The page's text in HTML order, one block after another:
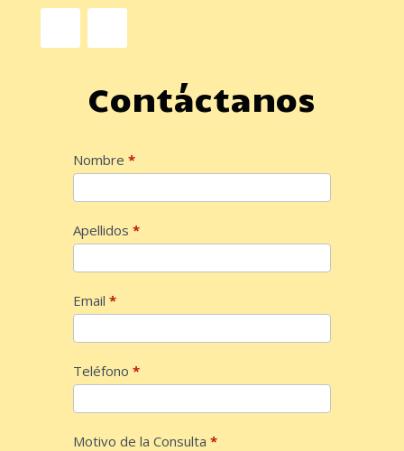
Contáctanos
Contact
Us
Nombre *
Apellidos *
Email *
Teléfono *
Motivo de la Consulta *